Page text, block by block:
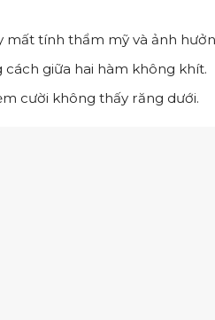
mất tính thẩm mỹ và ảnh
cách giữa hai hàm không khít.
cười không thấy răng dưới.